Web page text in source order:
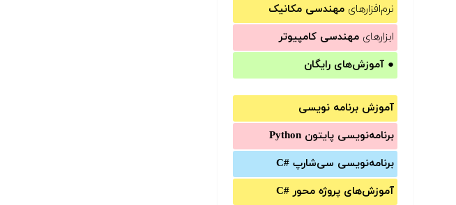
نرم‌افزارهای مهندسی مکانیک
ابزارهای مهندسی کامپیوتر
● آموزش‌های رایگان
آموزش برنامه نویسی
برنامه‌نویسی پایتون Python
برنامه‌‌نویسی سی‌شارپ C#‎
آموزش‌های پروژه محور #C